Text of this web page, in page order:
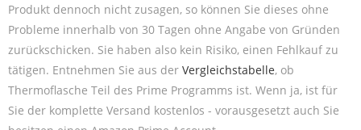
Produkt dennoch nicht zusagen, so können Sie dieses ohne
Probleme innerhalb von 30 Tagen ohne Angabe von Gründen
zurückschicken. Sie haben also kein Risiko, einen Fehlkauf zu
tätigen. Entnehmen Sie aus der Vergleichstabelle, ob
Thermoflasche Teil des Prime Programms ist. Wenn ja, ist für
Sie der komplette Versand kostenlos - vorausgesetzt auch Sie